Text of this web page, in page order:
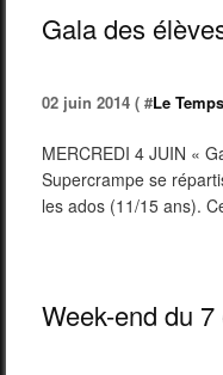
Gala des
02 juin 2014 ( #Le
MERCREDI 4 JUIN «
Supercrampe se
les ados (11/15 ans).
Week-end du